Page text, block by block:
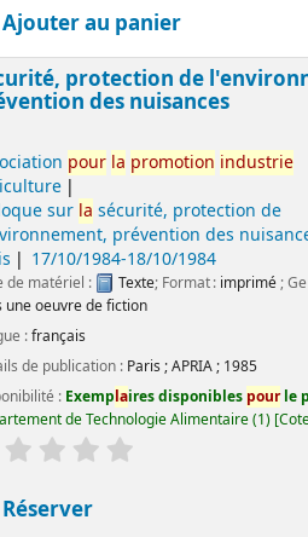
Ajouter au panier
protection de
des nuisances
pour la promotion industrie
sur la sécurité, protection de
prévention des
17/10/1984-18/10/1984
de matériel : Texte; Format : imprimé ;
une oeuvre de fiction
:français
de publication : Paris ;APRIA; 1985
: Exemplaires disponibles pourle
de Technologie Alimentaire(1)
Réserver